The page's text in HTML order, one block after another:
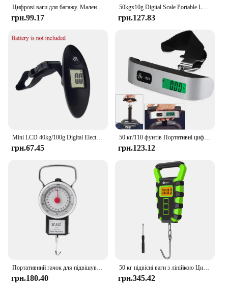
Цифрові ваги для багажу. Маленькі ваги для валіз. Портативні цифрові підвісні ваги для багажу для подорожей. Ваги для упаковки.
грн.99.17
50kgx10g Digital Scale Portable LCD Display Mini Hanging Scale Electronic Luggage Suitcase Travel Bag Weight Balance Scale
грн.127.83
Mini LCD 40kg/100g Digital Electronic Luggage Scale Portable Suitcase Scale Handled Travel Bag Weighting Fish Hook Hanging Scale
грн.67.45
50 кг/110 фунтів Портативні цифрові ваги для багажу РК-дисплей Кишенькова електронна валіза Дорожні ваги Інструмент для ваги багажу
грн.123.12
грн.180.40
50 кг підвісні ваги з лінійкою Цифровий портативний рибальський гачок Електронні ваги для зважування багажу Світлодіодний дисплей Баланс Висячие Весы
грн.345.42